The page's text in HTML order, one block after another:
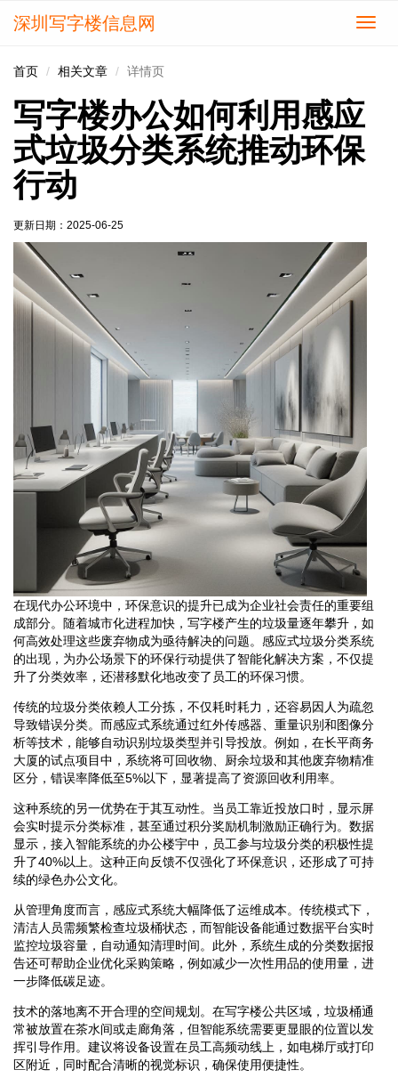
切
深圳写字楼信息网
首页 相关文章 详情页
写字楼办公如何利用感应
式垃圾分类系统推动环保
行动
更新日期： 2025-06-25
在现代办公环境中，环保意识的提升已成为企业社会责任的重要组
成部分。随着城市化进程加快，写字楼产生的垃圾量逐年攀升，如
何高效处理这些废弃物成为亟待解决的问题。感应式垃圾分类系统
的出现，为办公场景下的环保行动提供了智能化解决方案，不仅提
升了分类效率，还潜移默化地改变了员工的环保习惯。
传统的垃圾分类依赖人工分拣，不仅耗时耗力，还容易因人为疏忽
导致错误分类。而感应式系统通过红外传感器、重量识别和图像分
析等技术，能够自动识别垃圾类型并引导投放。例如，在长平商务
大厦的试点项目中，系统将可回收物、厨余垃圾和其他废弃物精准
区分，错误率降低至5%以下，显著提高了资源回收利用率。
这种系统的另一优势在于其互动性。当员工靠近投放口时，显示屏
会实时提示分类标准，甚至通过积分奖励机制激励正确行为。数据
显示，接入智能系统的办公楼宇中，员工参与垃圾分类的积极性提
升了40%以上。这种正向反馈不仅强化了环保意识，还形成了可持
续的绿色办公文化。
从管理角度而言，感应式系统大幅降低了运维成本。传统模式下，
清洁人员需频繁检查垃圾桶状态，而智能设备能通过数据平台实时
监控垃圾容量，自动通知清理时间。此外，系统生成的分类数据报
告还可帮助企业优化采购策略，例如减少一次性用品的使用量，进
一步降低碳足迹。
技术的落地离不开合理的空间规划。在写字楼公共区域，垃圾桶通
常被放置在茶水间或走廊角落，但智能系统需要更显眼的位置以发
挥引导作用。建议将设备设置在员工高频动线上，如电梯厅或打印
区附近，同时配合清晰的视觉标识，确保使用便捷性。